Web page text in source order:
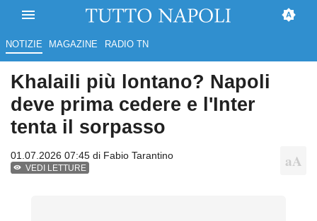
NOTIZIE MAGAZINE RADIO TN
Khalaili più lontano? Napoli
deve prima cedere e l'Inter
tenta il sorpasso
01.07.2026 07:45 di Fabio Tarantino
VEDI LETTURE